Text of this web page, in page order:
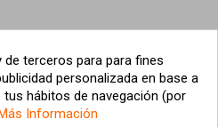
terceros para para fines
personalizada en base a
hábitos de navegación (por
Información